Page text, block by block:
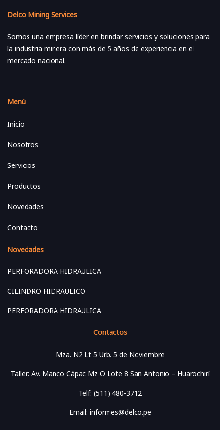
Delco Mining Services
Somos una empresa líder en brindar servicios y soluciones para
la industria minera con más de 5 años de experiencia en el
mercado nacional.
Menú
Inicio
Nosotros
Servicios
Productos
Novedades
Contacto
Novedades
PERFORADORA HIDRAULICA
CILINDRO HIDRAULICO
PERFORADORA HIDRAULICA
Contactos
Mza. N2 Lt 5 Urb. 5 de Noviembre
Taller: Av. Manco Cápac Mz O Lote 8 San Antonio – Huarochirí
Telf: (511) 480-3712
Email: informes@delco.pe